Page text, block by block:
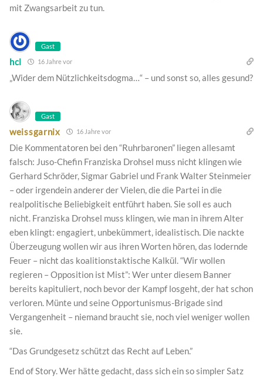
mit Zwangsarbeit zu tun.
Gast
hcl 16 Jahre vor
„Wider dem Nützlichkeitsdogma…“ – und sonst so, alles gesund?
Gast
weissgarnix 16 Jahre vor
Die Kommentatoren bei den “Ruhrbaronen” liegen allesamt
falsch: Juso-Chefin Franziska Drohsel muss nicht klingen wie
Gerhard Schröder, Sigmar Gabriel und Frank Walter Steinmeier
– oder irgendein anderer der Vielen, die die Partei in die
realpolitische Beliebigkeit entführt haben. Sie soll es auch
nicht. Franziska Drohsel muss klingen, wie man in ihrem Alter
eben klingt: engagiert, unbekümmert, idealistisch. Die nackte
Überzeugung wollen wir aus ihren Worten hören, das lodernde
Feuer – nicht das koalitionstaktische Kalkül. “Wir wollen
regieren – Opposition ist Mist”: Wer unter diesem Banner
bereits kapituliert, noch bevor der Kampf losgeht, der hat schon
verloren. Münte und seine Opportunismus-Brigade sind
Vergangenheit – niemand braucht sie, noch viel weniger wollen
sie.
“Das Grundgesetz schützt das Recht auf Leben.”
End of Story. Wer hätte gedacht, dass sich ein so simpler Satz